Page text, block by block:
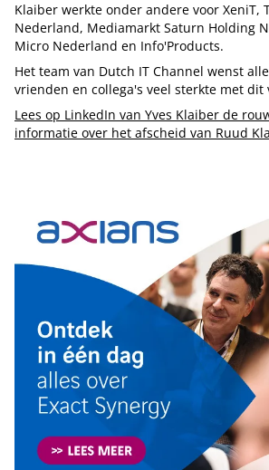
Klaiber werkte onder andere voor XeniT,
Nederland, Mediamarkt Saturn Holding
Micro Nederland en Info'Products.
Het team van Dutch IT Channel wenst
vrienden en collega's veel sterkte met dit
Lees op LinkedIn van Yves Klaiber de
informatie over het afscheid van Ruud